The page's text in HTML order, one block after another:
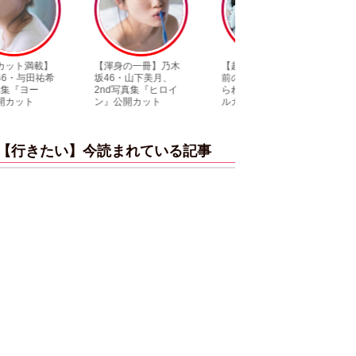
【渾身の一冊】乃木
坂46・山下美月、
2nd写真集『ヒロイ
ン』公開カット
【超貴重】デビュー
前の初々しい姿が見
られる「ILLIT」のセ
ルカ独占公開
【行きたい】今読まれている記事